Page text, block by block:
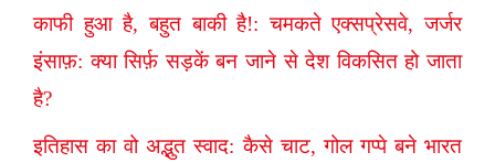
काफी हुआ है, बहुत बाकी है!: चमकते एक्सप्रेसवे, जर्जर
इंसाफ़: क्या सिर्फ़ सड़कें बन जाने से देश विकसित हो जाता
है?
इतिहास का वो अद्भुत स्वाद: कैसे चाट, गोल गप्पे बने भारत